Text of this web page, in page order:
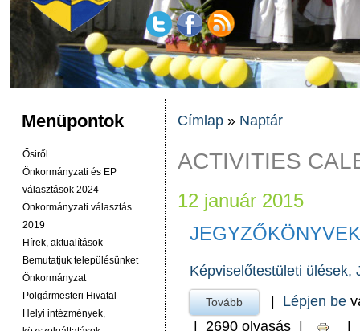
Menüpontok
Ősiről
Önkormányzati és EP
választások 2024
Önkormányzati választás
2019
Hírek, aktualítások
Bemutatjuk településünket
Önkormányzat
Polgármesteri Hivatal
Helyi intézmények,
JELENLEGI HELY
Címlap » Naptár
ACTIVITIES
12 január 2015
JEGYZŐKÖNYVEK
Képviselőtestületi ülések,
Tovább a Jegyzőkönyvek -ra
Lépjen be
2690 olvasás